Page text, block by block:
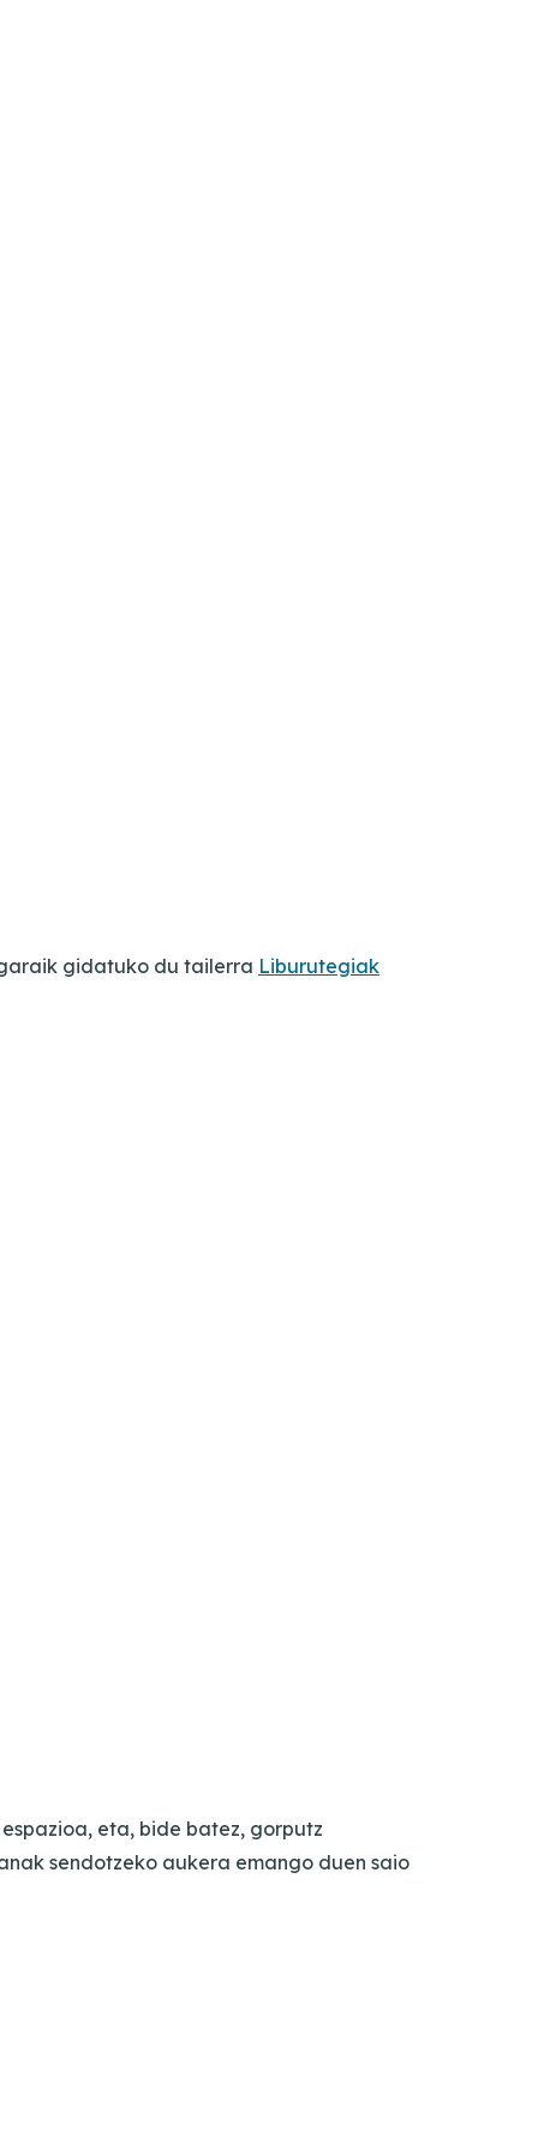
gidatuko du tailerra Liburutegiak
eta, bide batez, gorputz
sendotzeko aukera emango duen saio